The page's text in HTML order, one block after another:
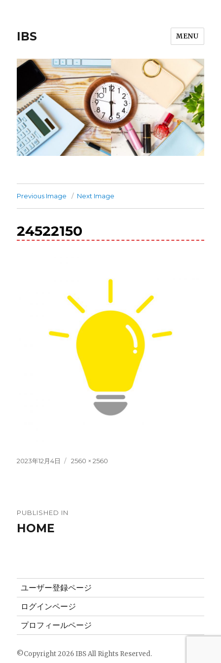
IBS MENU
Previous Image Next Image
24522150
Posted
2023年12月4日
Full
2560 × 2560
Post
navigation
PUBLISHED IN
HOME
ユーザー登録ページ
ログインページ
プロフィールページ
©Copyright 2026 IBSAll Rights Reserved.